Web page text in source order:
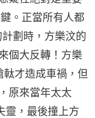
。正當所有人都
劃時，方樂汶的
個大反轉！方樂
才造成車禍，但
原來當年太太
靈，最後撞上方